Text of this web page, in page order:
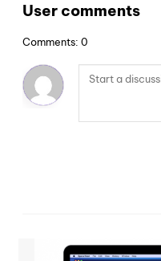
User comments
Comments: 0